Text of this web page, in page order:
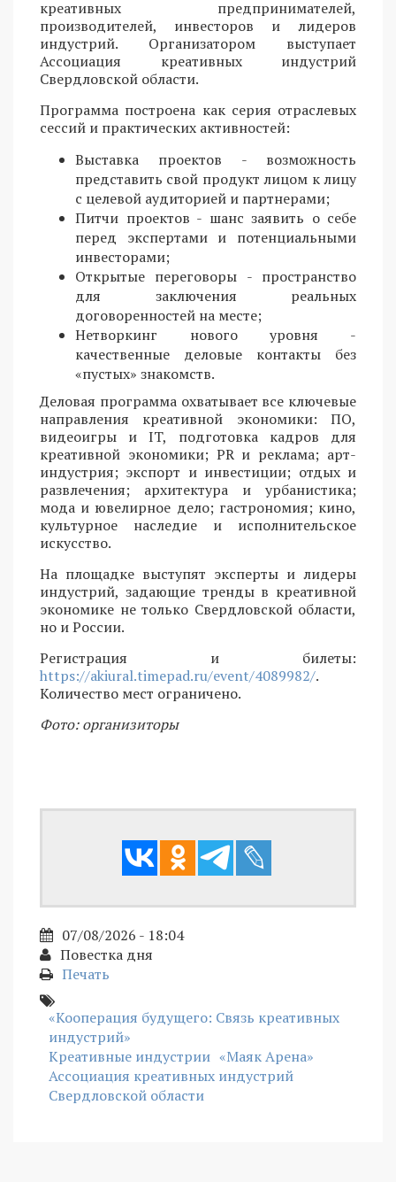
креативных предпринимателей,
производителей, инвесторов и лидеров
индустрий. Организатором выступает
Ассоциация креативных индустрий
Свердловской области.
Программа построена как серия отраслевых
сессий и практических активностей:
Выставка проектов - возможность
представить свой продукт лицом к лицу
с целевой аудиторией и партнерами;
Питчи проектов - шанс заявить о себе
перед экспертами и потенциальными
инвесторами;
Открытые переговоры - пространство
для заключения реальных
договоренностей на месте;
Нетворкинг нового уровня -
качественные деловые контакты без
«пустых» знакомств.
Деловая программа охватывает все ключевые
направления креативной экономики: ПО,
видеоигры и IT, подготовка кадров для
креативной экономики; PR и реклама; арт-
индустрия; экспорт и инвестиции; отдых и
развлечения; архитектура и урбанистика;
мода и ювелирное дело; гастрономия; кино,
культурное наследие и исполнительское
искусство.
На площадке выступят эксперты и лидеры
индустрий, задающие тренды в креативной
экономике не только Свердловской области,
но и России.
Регистрация и билеты:
https://akiural.timepad.ru/event/4089982/.
Количество мест ограничено.
Фото: организиторы
07/08/2026 - 18:04
Повестка дня
Печать
«Кооперация будущего: Связь креативных
индустрий»
Креативные индустрии «Маяк Арена»
Ассоциация креативных индустрий
Свердловской области